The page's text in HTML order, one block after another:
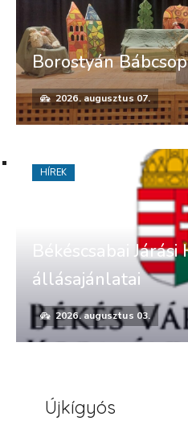
Borostyán
2026. augusztus 07.
Békéscsabai
állásajánlatai
2026. augusztus 03.
HÍREK
Újkígyós